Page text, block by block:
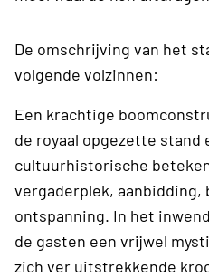
De omschrijving van het
volgende volzinnen:
Een krachtige
de royaal opgezette stand
cultuurhistorische
vergaderplek, aanbidding,
ontspanning. In het
de gasten een vrijwel
zich ver uitstrekkende